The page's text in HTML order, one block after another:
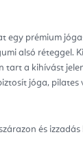
egy prémium
alsó réteggel.
tart a kihívást
jóga, pilates
és